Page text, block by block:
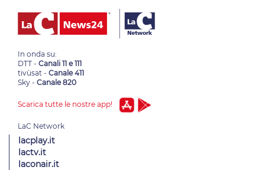
In onda su:
DTT - Canali 11 e 111
tivùsat - Canale 411
Sky - Canale 820
Scarica tutte le nostre app!
lacplay.it
lactv.it
laconair.it